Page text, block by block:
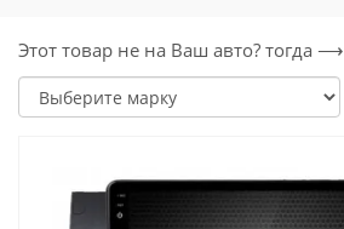
Этот товар не на Ваш авто? тогда ⟶